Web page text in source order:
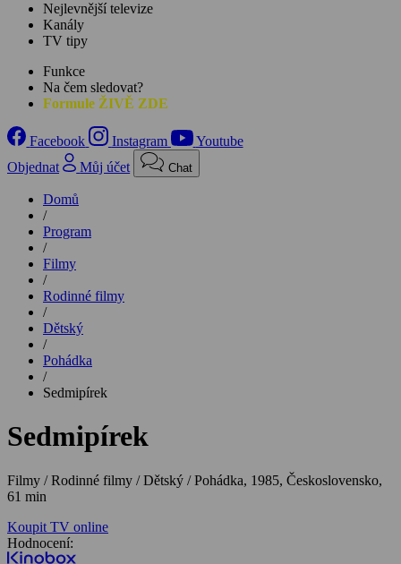
Nejlevnější televize
Kanály
TV tipy
Funkce
Na čem sledovat?
Formule ŽIVĚ ZDE
Facebook Instagram
Youtube
Objednat
Můj účet Chat
Domů
/
Program
/
Filmy
/
Rodinné filmy
/
Dětský
/
Pohádka
/
Sedmipírek
Sedmipírek
Filmy / Rodinné filmy / Dětský / Pohádka, 1985, Československo,
61 min
Koupit TV online
Hodnocení: